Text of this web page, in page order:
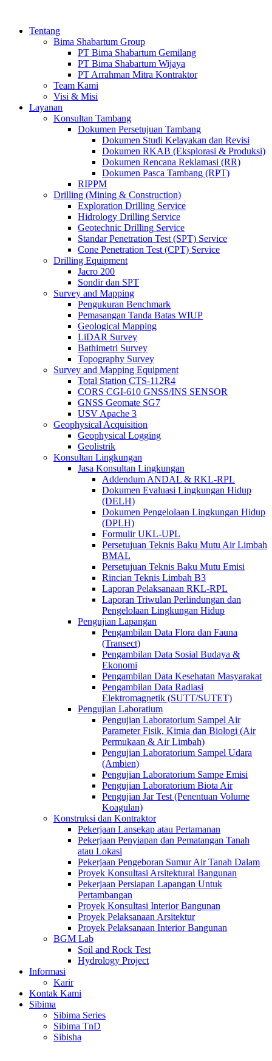
Tentang
Bima Shabartum Group
PT Bima Shabartum Gemilang
PT Bima Shabartum Wijaya
PT Arrahman Mitra Kontraktor
Team Kami
Visi & Misi
Layanan
Konsultan Tambang
Dokumen Persetujuan Tambang
Dokumen Studi Kelayakan dan Revisi
Dokumen RKAB (Eksplorasi & Produksi)
Dokumen Rencana Reklamasi (RR)
Dokumen Pasca Tambang (RPT)
RIPPM
Drilling (Mining & Construction)
Exploration Drilling Service
Hidrology Drilling Service
Geotechnic Drilling Service
Standar Penetration Test (SPT) Service
Cone Penetration Test (CPT) Service
Drilling Equipment
Jacro 200
Sondir dan SPT
Survey and Mapping
Pengukuran Benchmark
Pemasangan Tanda Batas WIUP
Geological Mapping
LiDAR Survey
Bathimetri Survey
Topography Survey
Survey and Mapping Equipment
Total Station CTS-112R4
CORS CGI-610 GNSS/INS SENSOR
GNSS Geomate SG7
USV Apache 3
Geophysical Acquisition
Geophysical Logging
Geolistrik
Konsultan Lingkungan
Jasa Konsultan Lingkungan
Addendum ANDAL & RKL-RPL
Dokumen Evaluasi Lingkungan Hidup
(DELH)
Dokumen Pengelolaan Lingkungan Hidup
(DPLH)
Formulir UKL-UPL
Persetujuan Teknis Baku Mutu Air Limbah
BMAL
Persetujuan Teknis Baku Mutu Emisi
Rincian Teknis Limbah B3
Laporan Pelaksanaan RKL-RPL
Laporan Triwulan Perlindungan dan
Pengelolaan Lingkungan Hidup
Pengujian Lapangan
Pengambilan Data Flora dan Fauna
(Transect)
Pengambilan Data Sosial Budaya &
Ekonomi
Pengambilan Data Kesehatan Masyarakat
Pengambilan Data Radiasi
Elektromagnetik (SUTT/SUTET)
Pengujian Laboratium
Pengujian Laboratorium Sampel Air
Parameter Fisik, Kimia dan Biologi (Air
Permukaan & Air Limbah)
Pengujian Laboratorium Sampel Udara
(Ambien)
Pengujian Laboratorium Sampe Emisi
Pengujian Laboratorium Biota Air
Pengujian Jar Test (Penentuan Volume
Koagulan)
Konstruksi dan Kontraktor
Pekerjaan Lansekap atau Pertamanan
Pekerjaan Penyiapan dan Pematangan Tanah
atau Lokasi
Pekerjaan Pengeboran Sumur Air Tanah Dalam
Proyek Konsultasi Arsitektural Bangunan
Pekerjaan Persiapan Lapangan Untuk
Pertambangan
Proyek Konsultasi Interior Bangunan
Proyek Pelaksanaan Arsitektur
Proyek Pelaksanaan Interior Bangunan
BGM Lab
Soil and Rock Test
Hydrology Project
Informasi
Karir
Kontak Kami
Sibima
Sibima Series
Sibima TnD
Sibisha